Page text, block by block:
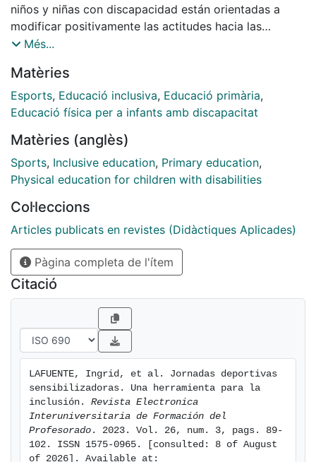
niños y niñas con discapacidad están orientadas a
modificar positivamente las actitudes hacia las
personas con diversidad y son una opción para unir en
voluntariado, estudiantes universitarios, entidades y
asociaciones deportivas. En esta línea, la intervención
que se presenta surge de la colaboración entre el
Federació Esportiva Catalana de Paràlisi Cerebral
(FECPC) y la Universidad de Barcelona. Con la
intención de valorar el potencial de las jornadas
de carácter evaluativo. Los resultados reflejan, por un
lado, la importancia de que el alumnado experimente a
través del deporte las barreras con las que se
enfrentan las personas con diversidad funcional, para
así poder valorar sus capacidades y favorecer su
inclusión. Y, por otro lado, la necesidad de formación
del profesorado de educación física tanto para
conocer el deporte adaptado, como para atender la
diversidad en sus aulas. Las jornadas sensibilizadoras
transformación de actitudes y la formación del
profesorado, siempre y cuando se encuentren
inmersas en procesos de continuidad.
Més...
Matèries
Esports, Educació inclusiva, Educació primària,
Educació física per a infants amb discapacitat
Matèries (anglès)
Sports, Inclusive education, Primary education,
Physical education for children with disabilities
Col·leccions
Articles publicats en revistes (Didàctiques Aplicades)
Pàgina completa de l'ítem
Citació
LAFUENTE, Ingrid, et al. Jornadas deportivas
sensibilizadoras. Una herramienta para la
inclusión. Revista Electronica
Interuniversitaria de Formación del
Profesorado . 2023. Vol. 26, num. 3, pags. 89-
102. ISSN 1575-0965. [consulted: 8 of August
of 2026]. Available at: